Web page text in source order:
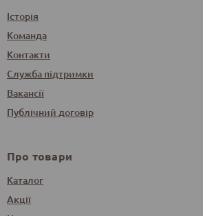
Історія
Команда
Контакти
Служба підтримки
Вакансії
Публічний договір
Про товари
Каталог
Акції